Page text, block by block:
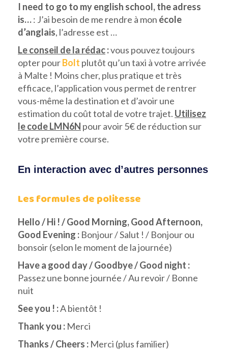
I need to go to my english school, the adress
is…: J’ai besoin de me rendre à mon école
d’anglais, l’adresse est …
Le conseil de la rédac:vous pouvez toujours
opter pourBolt plutôt qu’un taxi à votre arrivée
à Malte ! Moins cher, plus pratique et très
efficace, l’application vous permet de rentrer
vous-même la destination et d’avoir une
estimation du coût total de votre trajet. Utilisez
le code LMN6N pour avoir 5€ de réduction sur
votre première course.
En interaction avec d’autres personnes
Les formules de politesse
Hello / Hi ! / Good Morning, Good Afternoon,
Good Evening : Bonjour / Salut ! / Bonjour ou
bonsoir (selon le moment de la journée)
Have a good day / Goodbye / Good night :
Passez une bonne journée / Au revoir / Bonne
nuit
See you ! :A bientôt !
Thank you : Merci
Thanks / Cheers : Merci (plus familier)